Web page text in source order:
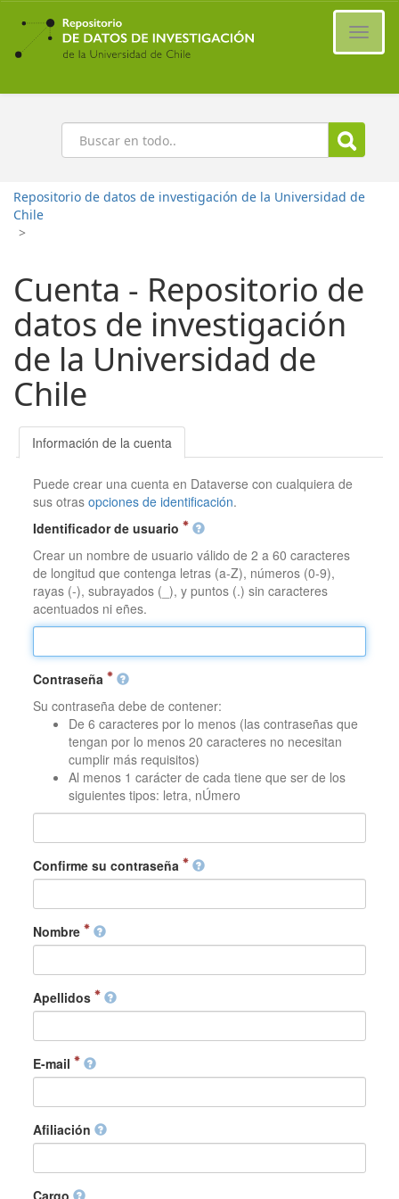
Ir
contenido
principal
Buscar
Repositorio de datos de investigación de la Universidad de
Chile
>
Cuenta - Repositorio de
datos de investigación
de la Universidad de
Chile
Información de la cuenta
Puede crear una cuenta en Dataverse con cualquiera de
sus otrasopciones de identificación.
Identificador de usuario
Crear un nombre de usuario válido de 2 a 60 caracteres
de longitud que contenga letras (a-Z), números (0-9),
rayas (-), subrayados (_), y puntos (.) sin caracteres
acentuados ni eñes.
Contraseña
Su contraseña debe de contener:
De 6 caracteres por lo menos (las contraseñas que
tengan por lo menos 20 caracteres no necesitan
cumplir más requisitos)
Al menos 1 carácter de cada tiene que ser de los
siguientes tipos: letra, nÚmero
Confirme su contraseña
Nombre
Apellidos
E-mail
Afiliación
Cargo